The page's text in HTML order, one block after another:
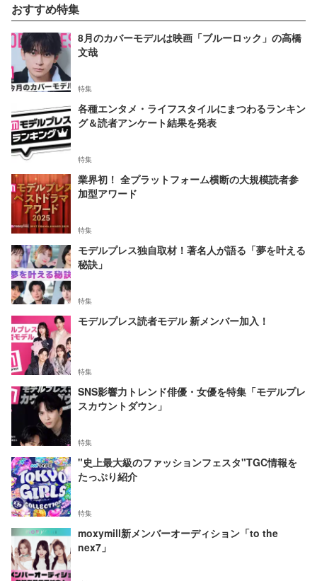
おすすめ特集
8月のカバーモデルは映画「ブルーロック」の高橋
文哉
特集
各種エンタメ・ライフスタイルにまつわるランキン
グ＆読者アンケート結果を発表
特集
業界初！ 全プラットフォーム横断の大規模読者参
加型アワード
特集
モデルプレス独自取材！著名人が語る「夢を叶える
秘訣」
特集
モデルプレス読者モデル 新メンバー加入！
特集
SNS影響力トレンド俳優・女優を特集「モデルプレ
スカウントダウン」
特集
"史上最大級のファッションフェスタ"TGC情報を
たっぷり紹介
特集
moxymill新メンバーオーディション「to the
nex7」